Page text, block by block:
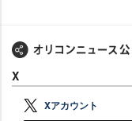
X
Xアカウント